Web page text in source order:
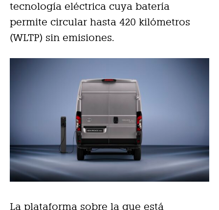
tecnología eléctrica cuya batería
permite circular hasta 420 kilómetros
(WLTP) sin emisiones.
La plataforma sobre la que está